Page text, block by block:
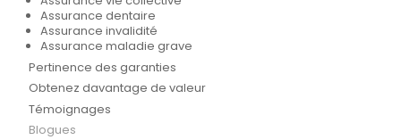
Assurance dentaire
Assurance invalidité
Assurance maladie grave
Pertinence des garanties
Obtenez davantage de valeur
Témoignages
Blogues